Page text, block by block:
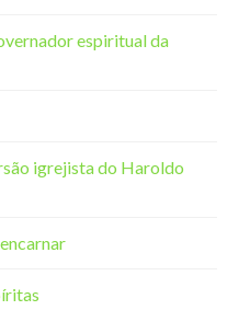
espiritual da
igrejista do Haroldo